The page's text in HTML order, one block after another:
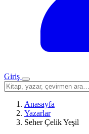
Giriş
Menü
Sitede
ara
Anasayfa
Yazarlar
Seher Çelik Yeşil